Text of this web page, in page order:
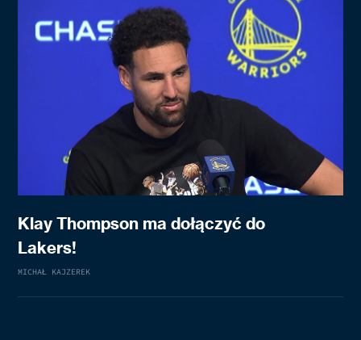
Klay Thompson ma dołączyć do
Lakers!
MICHAŁ KAJZEREK